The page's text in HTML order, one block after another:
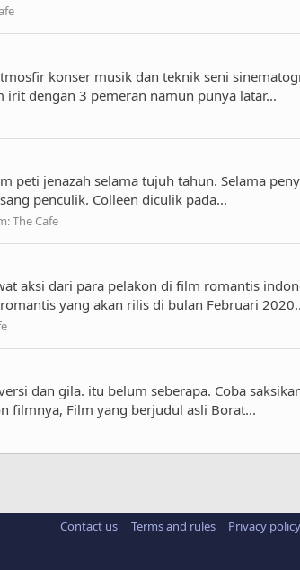
konser musik dan teknik seni
irit dengan 3 pemeran namun punya latar...
peti jenazah selama tujuh tahun. Selama
penculik. Colleen diculik pada...
The Cafe
aksi dari para pelakon di film romantis
yang akan rilis di bulan Februari
dan gila. itu belum seberapa. Coba
filmnya, Film yang berjudul asli Borat...
Contact us Terms and rules Privacy policy